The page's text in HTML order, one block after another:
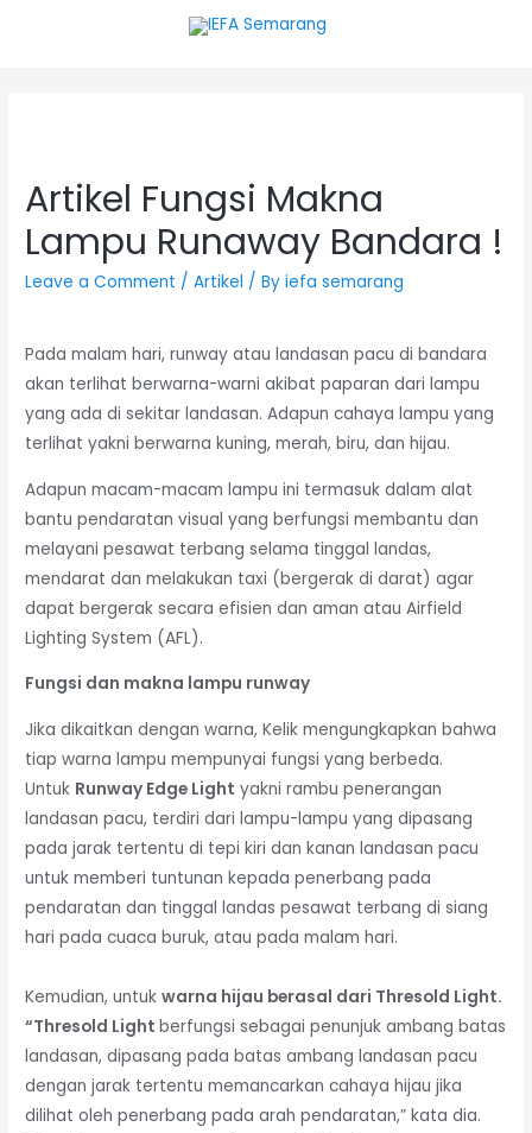
Artikel Fungsi Makna
Lampu Runaway Bandara !
Leave a Comment /Artikel / Byiefa semarang
Pada malam hari, runway atau landasan pacu di bandara
akan terlihat berwarna-warni akibat paparan dari lampu
yang ada di sekitar landasan. Adapun cahaya lampu yang
terlihat yakni berwarna kuning, merah, biru, dan hijau.
Adapun macam-macam lampu ini termasuk dalam alat
bantu pendaratan visual yang berfungsi membantu dan
melayani pesawat terbang selama tinggal landas,
mendarat dan melakukan taxi (bergerak di darat) agar
dapat bergerak secara efisien dan aman atau Airfield
Lighting System (AFL).
Fungsi dan makna lampu runway
Jika dikaitkan dengan warna, Kelik mengungkapkan bahwa
tiap warna lampu mempunyai fungsi yang berbeda.
Untuk Runway Edge Light yakni rambu penerangan
landasan pacu, terdiri dari lampu-lampu yang dipasang
pada jarak tertentu di tepi kiri dan kanan landasan pacu
untuk memberi tuntunan kepada penerbang pada
pendaratan dan tinggal landas pesawat terbang di siang
hari pada cuaca buruk, atau pada malam hari.
Kemudian, untukwarna hijau berasal dari Thresold Light.
“Thresold Lightberfungsi sebagai penunjuk ambang batas
landasan, dipasang pada batas ambang landasan pacu
dengan jarak tertentu memancarkan cahaya hijau jika
dilihat oleh penerbang pada arah pendaratan,” kata dia.